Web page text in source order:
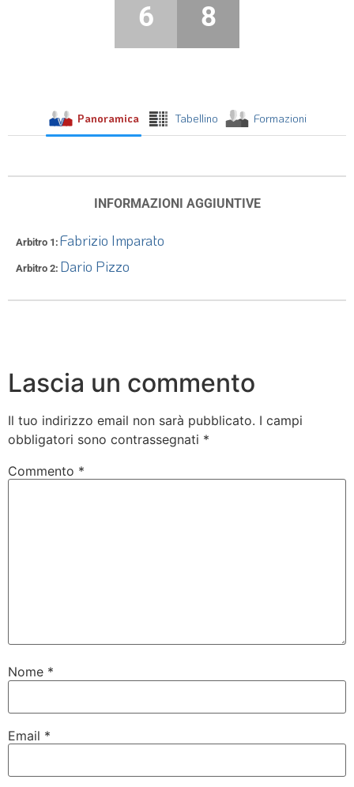
6 8
Panoramica Tabellino Formazioni
INFORMAZIONI AGGIUNTIVE
Arbitro 1 Fabrizio Imparato
Arbitro 2 Dario Pizzo
Lascia un commento
Il tuo indirizzo email non sarà pubblicato. I campi
obbligatori sono contrassegnati *
Commento *
Nome *
Email *